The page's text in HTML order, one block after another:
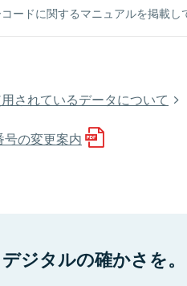
ードに関するマニュアルを掲載し
されているデータについて
の変更案内
ジタルの確かさを。